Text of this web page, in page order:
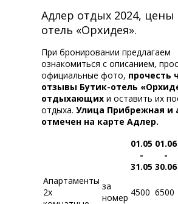
Адлер отдых 2024, цены
отель «Орхидея».
При бронировании предлагаем
ознакомиться с описанием,
официальные фото, прочесть
отзывы Бутик-отель
отдыхающих и оставить их
отдыха. Улица Прибрежная и
отмечен на карте Адлер.
01.05
-
31.05
01.06
-
30.06
Апартаменты
2х
за
номер 4500 6500